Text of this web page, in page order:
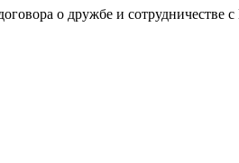
о дружбе и сотрудничестве